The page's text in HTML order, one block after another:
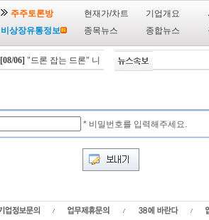
.
아하
주주토론방 현재가/차트 기업개요
비상장유통정보
종목뉴스 종합뉴스
[08/06]"드론 잡는 드론" 니어스랩, IPO 시동 "2029년 방
* 비밀번호를 입력해주세요.